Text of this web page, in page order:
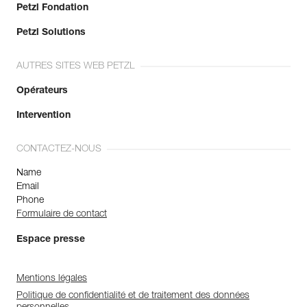
Petzl Fondation
Petzl Solutions
AUTRES SITES WEB PETZL
Opérateurs
Intervention
CONTACTEZ-NOUS
Name
Email
Phone
Formulaire de contact
Espace presse
Mentions légales
Politique de confidentialité et de traitement des données